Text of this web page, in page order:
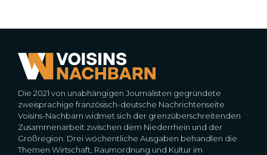
Die 2021 von unabhängigen Journalisten gegründete
zweisprachige französisch-deutsche Nachrichtenseite
Voisins-Nachbarn widmet sich der grenzüberschreitenden
Zusammenarbeit zwischen dem Niederrhein und der
Großregion. Drei wöchentliche Ausgaben behandlen die
Themen Wirtschaft, Raumordnung und Kultur im